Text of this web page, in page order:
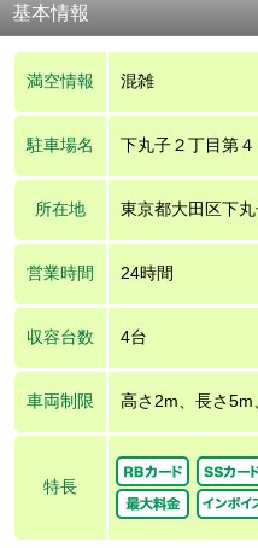
基本情報
満空情報 混雑
駐車場名 下丸子２丁目第４
所在地 東京都大田区下
営業時間 24時間
収容台数 4台
車両制限 高さ2m、長さ
特長